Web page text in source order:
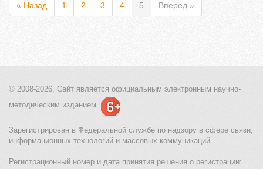
« Назад 1 2 3 4 5 Вперед »
© 2008-2026, Сайт является официальным электронным научно-
методическим изданием.
Зарегистрирован в Федеральной службе по надзору в сфере связи,
информационных технологий и массовых коммуникаций.
Регистрационный номер и дата принятия решения о регистрации: